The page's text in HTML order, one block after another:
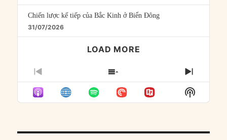
Chiến lược kế tiếp của Bắc Kinh ở Biển Đông
31/07/2026
LOAD MORE
PREVIOUS
EPISODE
SHOW
EPISODES
LIST
NEXT
Show
Podcast